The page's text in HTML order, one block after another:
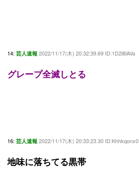
14: 芸人速報 2022/11/17(木) 20:32:39.69 ID:1D2l8lAVa
グレープ全滅しとる
16: 芸人速報 2022/11/17(木) 20:33:23.30 ID:Khhkqonx0
地味に落ちてる黒帯